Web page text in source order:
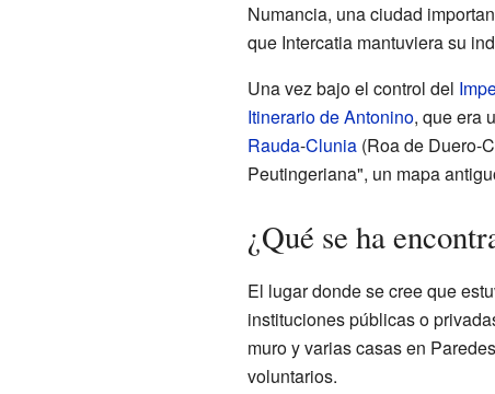
Numancia, una ciudad
que Intercatia mantuviera su
Una vez bajo el control del
Itinerario de Antonino, que era
Rauda-Clunia(Roa de Duero-
Peutingeriana", un mapa
¿Qué se ha
El lugar donde se cree que
instituciones públicas o
muro y varias casas en
voluntarios.